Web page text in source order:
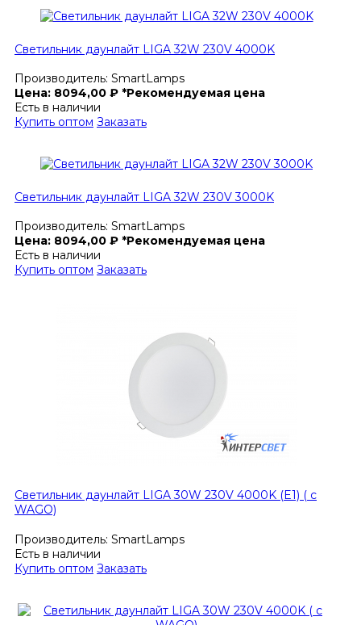
Светильник даунлайт LIGA 32W 230V 4000K
Производитель: SmartLamps
Цена: 8094,00 ₽ *Рекомендуемая цена
Есть в наличии
Купить оптом Заказать
Светильник даунлайт LIGA 32W 230V 3000K
Производитель: SmartLamps
Цена: 8094,00 ₽ *Рекомендуемая цена
Есть в наличии
Купить оптом Заказать
Светильник даунлайт LIGA 30W 230V 4000K (E1) ( с
WAGO)
Производитель: SmartLamps
Есть в наличии
Купить оптом Заказать